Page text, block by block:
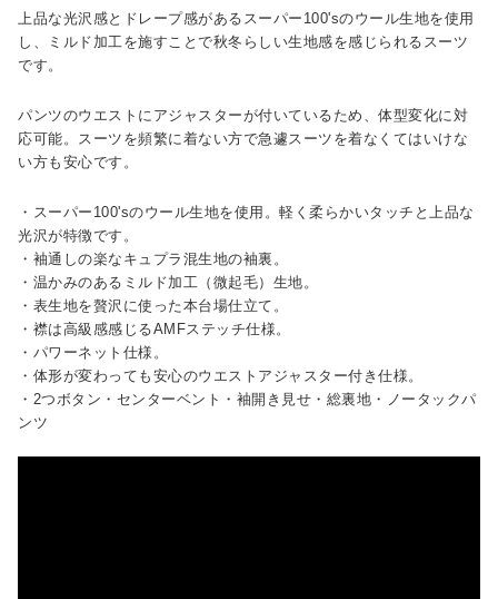
上品な光沢感とドレープ感があるスーパー100'sのウール生地を使用
し、ミルド加工を施すことで秋冬らしい生地感を感じられるスーツ
です。
パンツのウエストにアジャスターが付いているため、体型変化に対
応可能。スーツを頻繁に着ない方で急遽スーツを着なくてはいけな
い方も安心です。
・スーパー100'sのウール生地を使用。軽く柔らかいタッチと上品な
光沢が特徴です。
・袖通しの楽なキュプラ混生地の袖裏。
・温かみのあるミルド加工（微起毛）生地。
・表生地を贅沢に使った本台場仕立て。
・襟は高級感感じるAMFステッチ仕様。
・パワーネット仕様。
・体形が変わっても安心のウエストアジャスター付き仕様。
・2つボタン・センターベント・袖開き見せ・総裏地・ノータックパ
ンツ